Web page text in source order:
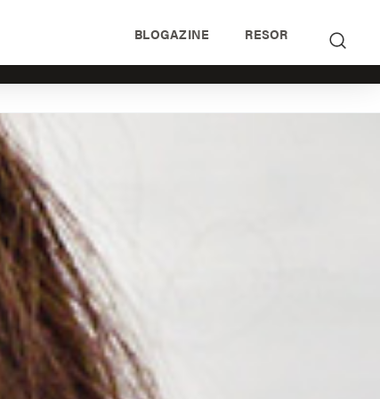
BLOGAZINE RESOR